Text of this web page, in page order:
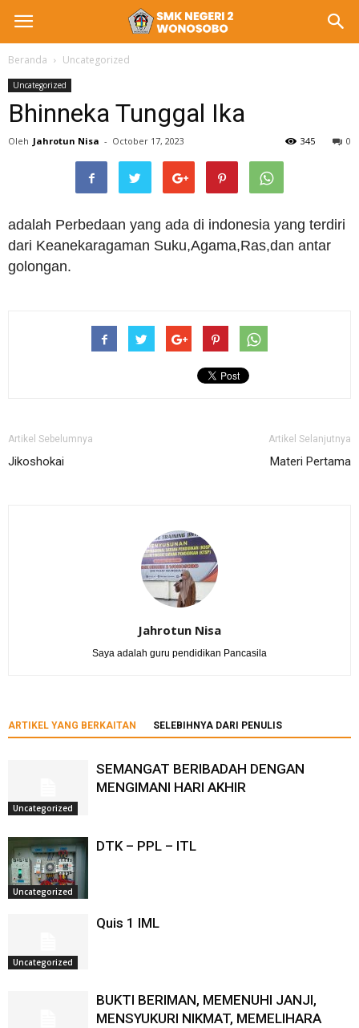
Beranda Uncategorized
Uncategorized
Bhinneka Tunggal Ika
Oleh Jahrotun Nisa - October 17, 2023 0
345
adalah Perbedaan yang ada di indonesia yang terdiri
dari Keanekaragaman Suku,Agama,Ras,dan antar
golongan.
Artikel Sebelumnya
Jikoshokai
Artikel Selanjutnya
Materi Pertama
Jahrotun Nisa
Saya adalah guru pendidikan Pancasila
ARTIKEL YANG BERKAITAN SELEBIHNYA DARI PENULIS
Uncategorized
SEMANGAT BERIBADAH DENGAN
MENGIMANI HARI AKHIR
Uncategorized
DTK – PPL – ITL
Uncategorized
Quis 1 IML
BUKTI BERIMAN, MEMENUHI JANJI,
MENSYUKURI NIKMAT, MEMELIHARA